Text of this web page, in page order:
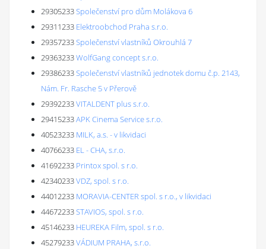
29305233Společenství pro dům Molákova 6
29311233 Elektroobchod Praha s.r.o.
29357233Společenství vlastníků Okrouhlá 7
29363233WolfGang concept s.r.o.
29386233Společenství vlastníků jednotek domu č.p. 2143,
Nám. Fr. Rasche 5 v Přerově
29392233VITALDENT plus s.r.o.
29415233APK Cinema Service s.r.o.
40523233 MILK, a.s. - v likvidaci
40766233 EL - CHA, s.r.o.
41692233 Printox spol. s r.o.
42340233VDZ, spol. s r.o.
44012233 MORAVIA-CENTER spol. s r.o., v likvidaci
44672233STAVIOS, spol. s r.o.
45146233 HEUREKA Film, spol. s r.o.
45279233VÁDIUM PRAHA, s.r.o.